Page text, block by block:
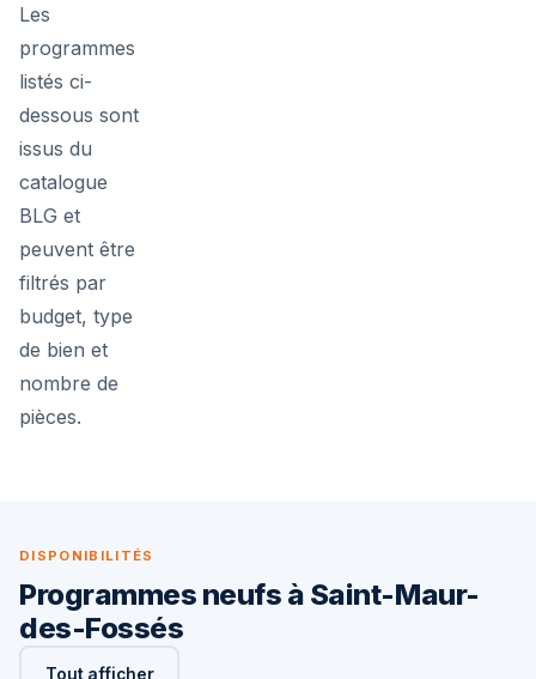
Les
programmes
listés ci-
dessous sont
issus du
catalogue
BLG et
peuvent être
filtrés par
budget, type
de bien et
nombre de
pièces.
DISPONIBILITÉS
Programmes neufs à Saint-Maur-
des-Fossés
Tout afficher